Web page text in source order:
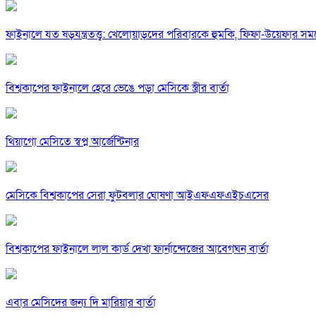
ফাইনালে যত ষড়যন্ত্রতত্ত্ব: খেলোয়াড়দের পরিবারকে হুমকি, ফিফা-উয়েফার
বিশ্বকাপের ফাইনালে হেরে ভেঙে পড়া মেসিকে স্ত্রীর বার্তা
থিয়াগো মেসিতে স্বপ্ন আর্জেন্টিনার
মেসিকে বিশ্বকাপের সেরা ফুটবলার ঘোষণা আইএফএফএইচএসের
বিশ্বকাপের ফাইনালে লাল কার্ড দেখা ফার্নান্দেজের আবেগঘন বার্তা
এবার মেসিদের জন্য দি মারিয়ার বার্তা